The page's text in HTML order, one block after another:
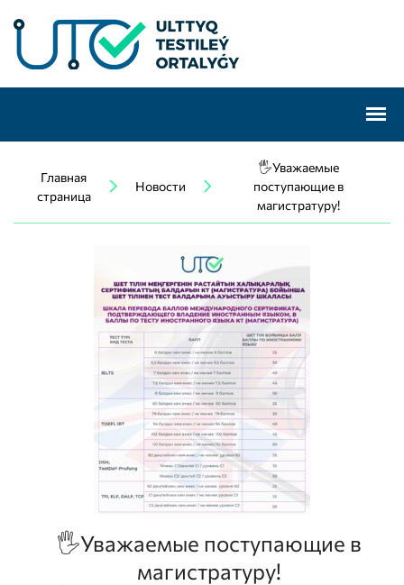
Главная
страница
Новости
🖐️Уважаемые
поступающие в
магистратуру!
🖐️Уважаемые поступающие в
магистратуру!